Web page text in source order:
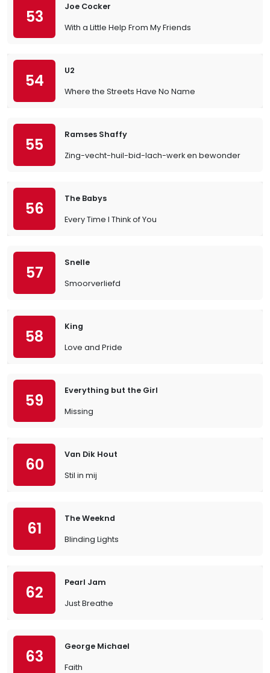
53
Joe Cocker
With a Little Help From My Friends
54
U2
Where the Streets Have No Name
55
Ramses Shaffy
Zing-vecht-huil-bid-lach-werk en bewonder
56
The Babys
Every Time I Think of You
57
Snelle
Smoorverliefd
58
King
Love and Pride
59
Everything but the Girl
Missing
60
Van Dik Hout
Stil in mij
61
The Weeknd
Blinding Lights
62
Pearl Jam
Just Breathe
63
George Michael
Faith